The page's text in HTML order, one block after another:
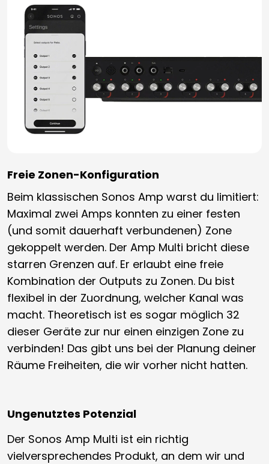
Freie Zonen-Konfiguration
Beim klassischen Sonos Amp warst du limitiert:
Maximal zwei Amps konnten zu einer festen
(und somit dauerhaft verbundenen) Zone
gekoppelt werden. Der Amp Multi bricht diese
starren Grenzen auf. Er erlaubt eine freie
Kombination der Outputs zu Zonen. Du bist
flexibel in der Zuordnung, welcher Kanal was
macht. Theoretisch ist es sogar möglich 32
dieser Geräte zur nur einen einzigen Zone zu
verbinden! Das gibt uns bei der Planung deiner
Räume Freiheiten, die wir vorher nicht hatten.
Ungenutztes Potenzial
Der Sonos Amp Multi ist ein richtig
vielversprechendes Produkt, an dem wir und